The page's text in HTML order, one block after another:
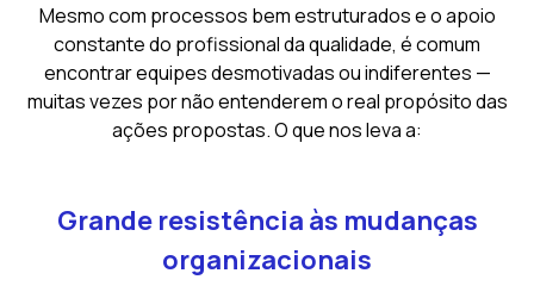
Mesmo com processos bem estruturados e o apoio
constante do profissional da qualidade, é comum
encontrar equipes desmotivadas ou indiferentes —
muitas vezes por não entenderem o real propósito das
ações propostas. O que nos leva a:
Grande resistência às mudanças
organizacionais